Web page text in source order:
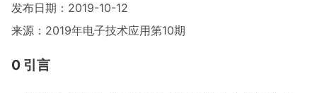
发布日期：2019-10-12
来源：2019年电子技术应用第10期
0 引言